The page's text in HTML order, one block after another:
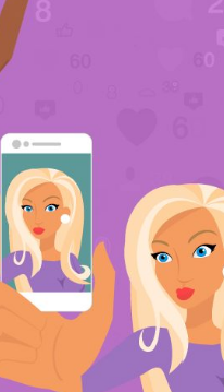
facebook